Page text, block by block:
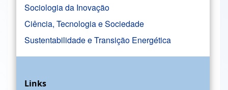
Sociologia da Inovação
Ciência, Tecnologia e Sociedade
Sustentabilidade e Transição Energética
Links